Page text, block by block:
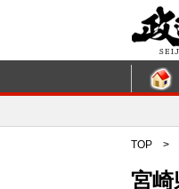
TOP >
宮